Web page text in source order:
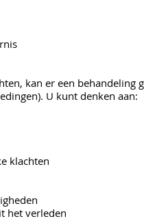
kan er een
U kunt denken aan:
klachten
het verleden